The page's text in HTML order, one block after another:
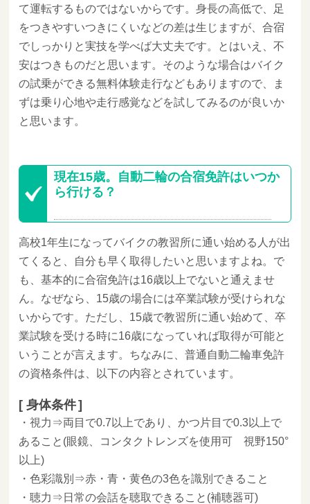
て運転するものではないからです。身長の高低で、足
をつきやすいつきにくいなどの差は生じますが、合宿
でしっかりと実技を学べば大丈夫です。とはいえ、不
安はつきものだと思います。そのような場合はバイク
の試乗ができる無料体験走行などもありますので、ま
ずは乗り心地や走行感覚などを試してみるのが良いか
と思います。
現在15歳。自動二輪の合宿免許はいつか
ら行ける？
高校1年生になってバイクの教習所に通い始める人が出
てくると、自分も早く取得したいと思いますよね。で
も、基本的に合宿免許は16歳以上でないと通えませ
ん。なぜなら、15歳の場合には卒業試験が受けられな
いからです。ただし、15歳で教習所に通い始めて、卒
業試験を受ける時に16歳になっていれば取得が可能と
いうことが言えます。ちなみに、普通自動二輪車免許
の資格条件は、以下の内容とされています。
身体条件
・視力⇒両目で0.7以上であり、かつ片目で0.3以上で
あること(眼鏡、コンタクトレンズを使用可 視野150°
以上)
・色彩識別⇒赤・青・黄色の3色を識別できること
・聴力⇒日常の会話を聴取できること(補聴器可)